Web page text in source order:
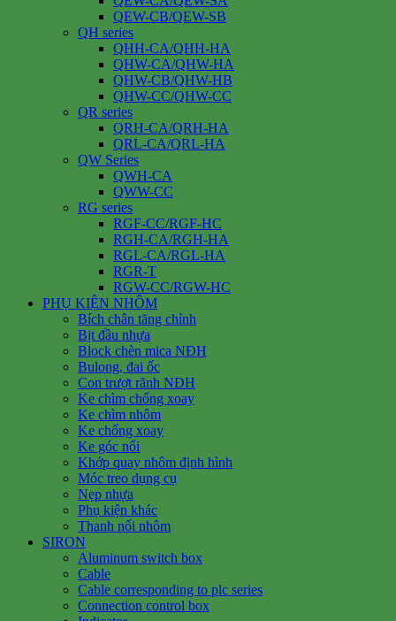
QEW-CB/QEW-SB
QH series
QHH-CA/QHH-HA
QHW-CA/QHW-HA
QHW-CB/QHW-HB
QHW-CC/QHW-CC
QR series
QRH-CA/QRH-HA
QRL-CA/QRL-HA
QW Series
QWH-CA
QWW-CC
RG series
RGF-CC/RGF-HC
RGH-CA/RGH-HA
RGL-CA/RGL-HA
RGR-T
RGW-CC/RGW-HC
PHỤ KIỆN NHÔM
Bích chân tăng chỉnh
Bịt đầu nhựa
Block chèn mica NĐH
Bulong, đai ốc
Con trượt rãnh NĐH
Ke chìm chống xoay
Ke chìm nhôm
Ke chống xoay
Ke góc nổi
Khớp quay nhôm định hình
Móc treo dụng cụ
Nẹp nhựa
Phụ kiện khác
Thanh nối nhôm
SIRON
Aluminum switch box
Cable
Cable corresponding to plc series
Connection control box